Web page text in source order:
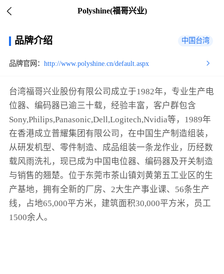
Polyshine(福哥兴业)
品牌介绍 中国台湾
品牌官网： http://www.polyshine.cn/default.aspx
台湾福哥兴业股份有限公司成立于1982年，专业生产电
位器、编码器已逾三十载，经验丰富，客户群包含
Sony,Philips,Panasonic,Dell,Logitech,Nvidia等，1989年
在香港成立普耀集团有限公司，在中国生产制造组装，
从研发机型、零件制造、成品组装一条龙作业，历经数
载风雨洗礼，现已成为中国电位器、编码器及开关制造
与销售的翘楚。位于东莞市茶山镇刘黄第五工业区的生
产基地，拥有全新的厂房、2大生产事业课、56条生产
线，占地65,000平方米，建筑面积30,000平方米，员工
1500余人。